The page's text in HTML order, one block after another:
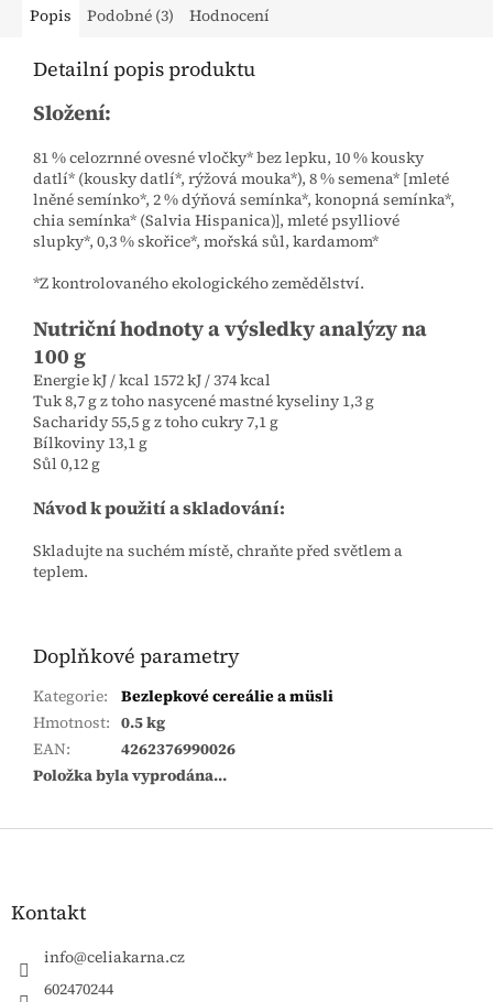
Popis Podobné (3) Hodnocení
Detailní popis produktu
Složení:
81 % celozrnné ovesné vločky* bez lepku, 10 % kousky
datlí* (kousky datlí*, rýžová mouka*), 8 % semena* [mleté
lněné semínko*, 2 % dýňová semínka*, konopná semínka*,
chia semínka* (Salvia Hispanica)], mleté psylliové
slupky*, 0,3 % skořice*, mořská sůl, kardamom*
*Z kontrolovaného ekologického zemědělství.
Nutriční hodnoty a výsledky analýzy na
100 g
Energie kJ / kcal 1572 kJ / 374 kcal
Tuk 8,7 g z toho nasycené mastné kyseliny 1,3 g
Sacharidy 55,5 g z toho cukry 7,1 g
Bílkoviny 13,1 g
Sůl 0,12 g
Návod k použití a skladování:
Skladujte na suchém místě, chraňte před světlem a
teplem.
Doplňkové parametry
Kategorie:
Bezlepkové cereálie a müsli
Hmotnost: 0.5 kg
EAN:
4262376990026
Položka byla vyprodána…
Zápatí
Kontakt
info@celiakarna.cz
602470244